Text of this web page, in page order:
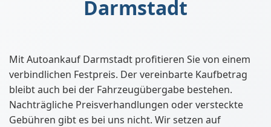
Darmstadt
Mit Autoankauf Darmstadt profitieren Sie von einem
verbindlichen Festpreis. Der vereinbarte Kaufbetrag
bleibt auch bei der Fahrzeugübergabe bestehen.
Nachträgliche Preisverhandlungen oder versteckte
Gebühren gibt es bei uns nicht. Wir setzen auf